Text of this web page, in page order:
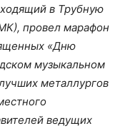
в Трубную
провел марафон
«Дню
музыкальном
металлургов
ведущих